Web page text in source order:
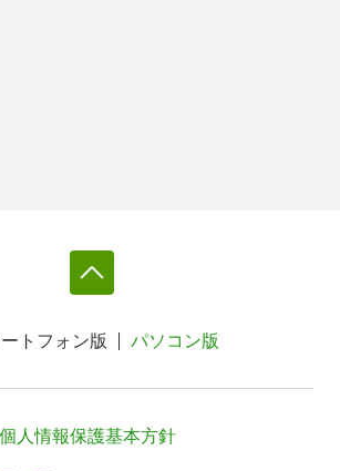
トフォン版 パソコン版
個人情報保護基本方針